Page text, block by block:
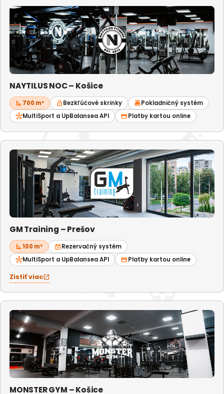
NAYTILUS NOC – Košice
square_foot 700 m² lock_openBezkľúčové skrinky point_of_salePokladničný systém
hubMultiSport a UpBalansea API credit_cardPlatby kartou online
GM Training – Prešov
square_foot100 m² event_availableRezervačný systém
hubMultiSport a UpBalansea API credit_cardPlatby kartou online
Zistiť viacopen_in_new
MONSTER GYM – Košice